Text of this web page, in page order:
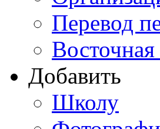
Перевод
Добавить
Школу